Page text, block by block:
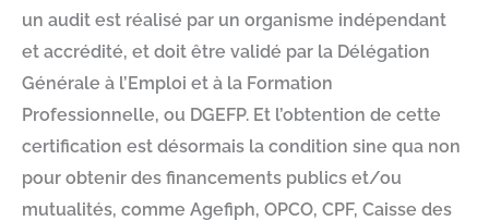
un audit est réalisé par un organisme indépendant
et accrédité, et doit être validé par la Délégation
Générale à l’Emploi et à la Formation
Professionnelle, ou DGEFP. Et l’obtention de cette
certification est désormais la condition sine qua non
pour obtenir des financements publics et/ou
mutualités, comme Agefiph, OPCO, CPF, Caisse des